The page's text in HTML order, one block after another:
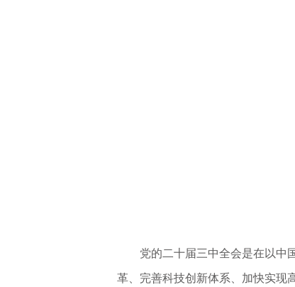
党的二十届三中全会是在以中
革、完善科技创新体系、加快实现